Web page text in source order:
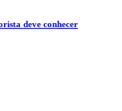
deve conhecer